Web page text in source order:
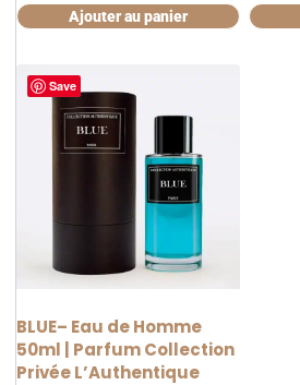
Ajouter au panier
Save
BLUE– Eau de Homme
50ml | Parfum Collection
Privée L’Authentique